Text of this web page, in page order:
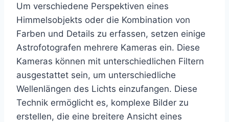
Um verschiedene Perspektiven eines
Himmelsobjekts oder die Kombination von
Farben und Details zu erfassen, setzen einige
Astrofotografen mehrere Kameras ein. Diese
Kameras können mit unterschiedlichen Filtern
ausgestattet sein, um unterschiedliche
Wellenlängen des Lichts einzufangen. Diese
Technik ermöglicht es, komplexe Bilder zu
erstellen, die eine breitere Ansicht eines